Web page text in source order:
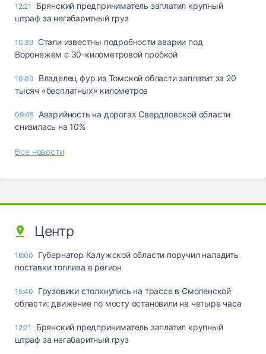
12:21
Брянский предприниматель заплатил крупный
штраф за негабаритный груз
10:39 Стали известны подробности аварии под
Воронежем с 30-километровой пробкой
10:00
Владелец фур из Томской области заплатит за 20
тысяч «бесплатных» километров
09:45 Аварийность на дорогах Свердловской области
снизилась на 10%
Все новости
Центр
16:00
Губернатор Калужской области поручил наладить
поставки топлива в регион
15:40
Грузовики столкнулись на трассе в Смоленской
области: движение по мосту остановили на четыре часа
12:21
Брянский предприниматель заплатил крупный
штраф за негабаритный груз